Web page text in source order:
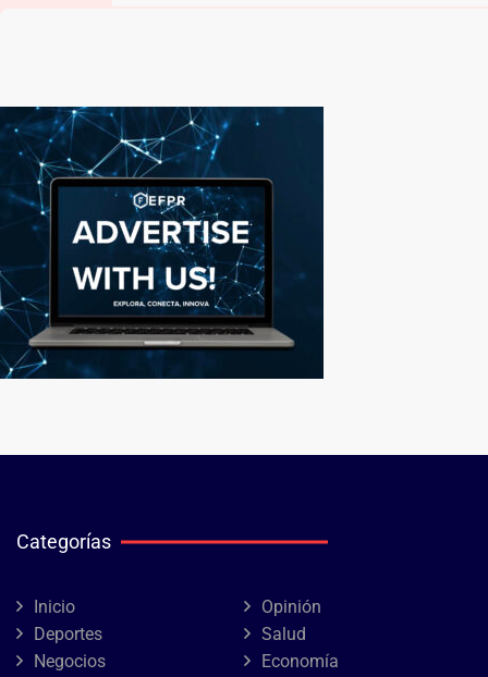
Categorías
Inicio
Opinión
Deportes
Salud
Negocios
Economía